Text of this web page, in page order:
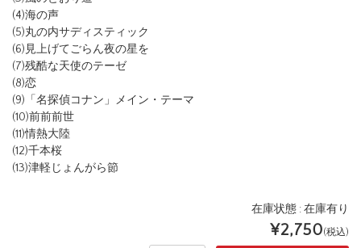
在庫状態 : 在庫有り
¥2,750(税込)
(4)海の声
(5)丸の内サディスティック
(6)見上げてごらん夜の星を
(7)残酷な天使のテーゼ
(8)恋
(9)「名探偵コナン」メイン・テーマ
(10)前前前世
(11)情熱大陸
(12)千本桜
(13)津軽じょんがら節